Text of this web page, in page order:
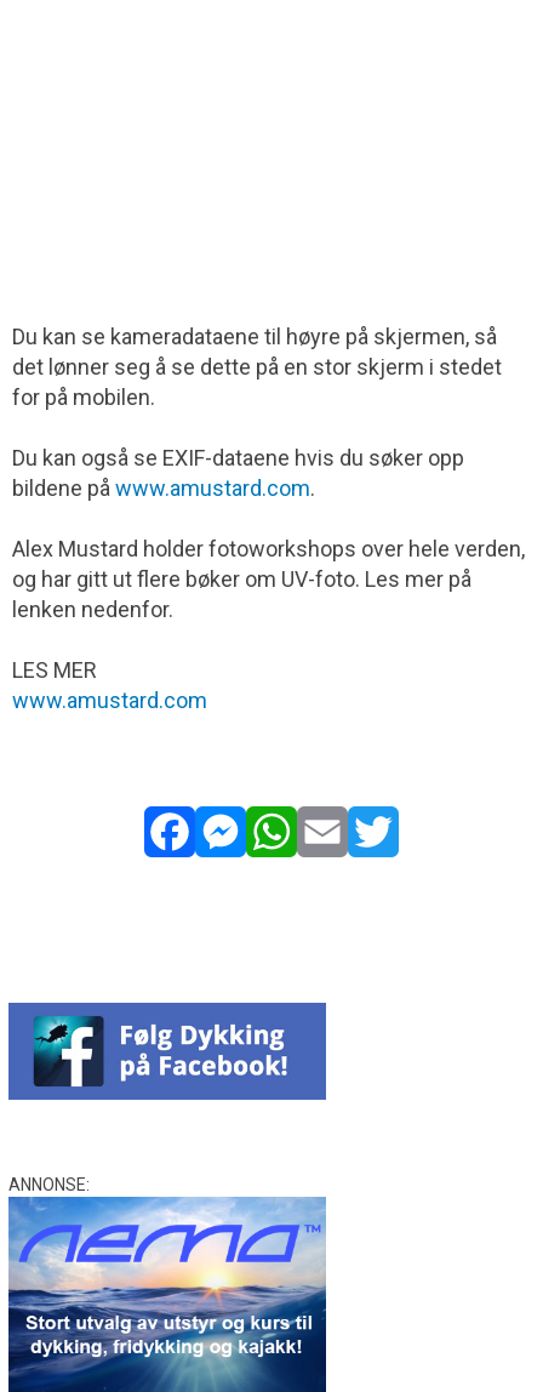
Du kan se kameradataene til høyre på skjermen, så
det lønner seg å se dette på en stor skjerm i stedet
for på mobilen.
Du kan også se EXIF-dataene hvis du søker opp
bildene på www.amustard.com.
Alex Mustard holder fotoworkshops over hele verden,
og har gitt ut flere bøker om UV-foto. Les mer på
lenken nedenfor.
LES MER
www.amustard.com
ANNONSE: